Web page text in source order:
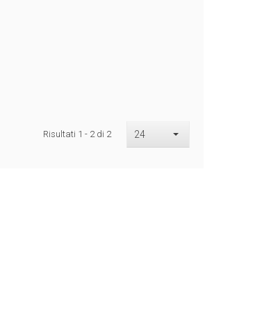
Risultati 1 - 2 di 2 24